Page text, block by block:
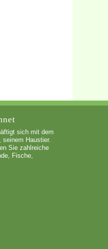
sich mit dem
Haustier.
Sie zahlreiche
Fische,